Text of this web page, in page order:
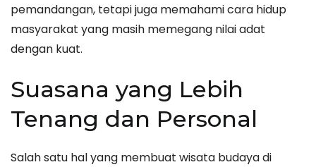
pemandangan, tetapi juga memahami cara hidup
masyarakat yang masih memegang nilai adat
dengan kuat.
Suasana yang Lebih
Tenang dan Personal
Salah satu hal yang membuat wisata budaya di